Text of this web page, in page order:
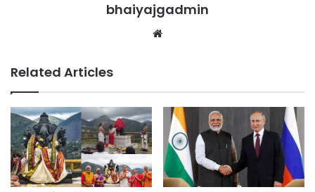
bhaiyajgadmin
Related Articles